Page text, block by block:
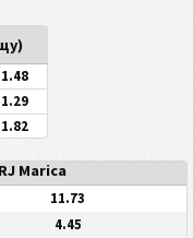
1.48
1.29
1.82
Marica
11.73
4.45